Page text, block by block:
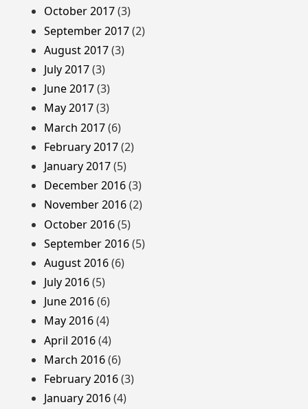
October 2017(3)
September 2017(2)
August 2017(3)
July 2017(3)
June 2017(3)
May 2017(3)
March 2017(6)
February 2017(2)
January 2017(5)
December 2016(3)
November 2016(2)
October 2016(5)
September 2016(5)
August 2016(6)
July 2016(5)
June 2016(6)
May 2016(4)
April 2016(4)
March 2016(6)
February 2016(3)
January 2016(4)